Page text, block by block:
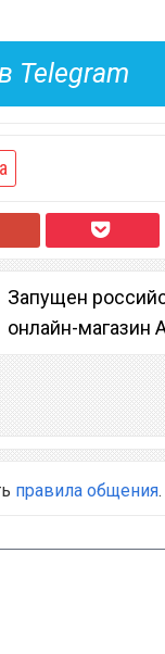
Telegram
Запущен
онлайн-магазин
правила общения.